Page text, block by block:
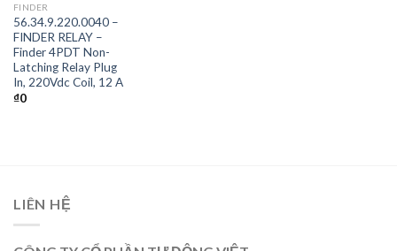
FINDER
56.34.9.220.0040 –
FINDER RELAY –
Finder 4PDT Non-
Latching Relay Plug
In, 220Vdc Coil, 12 A
₫0
LIÊN HỆ